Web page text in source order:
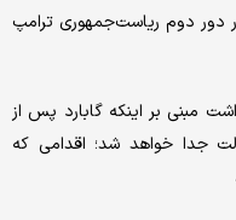
دور دوم ریاست‌جمهوری ترامپ
مبنی بر اینکه گابارد پس از
جدا خواهد شد؛ اقدامی که